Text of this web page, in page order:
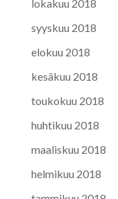
lokakuu 2018
syyskuu 2018
elokuu 2018
kesäkuu 2018
toukokuu 2018
huhtikuu 2018
maaliskuu 2018
helmikuu 2018